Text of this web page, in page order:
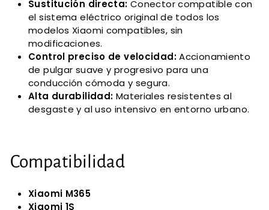
Sustitución directa: Conector compatible con
el sistema eléctrico original de todos los
modelos Xiaomi compatibles, sin
modificaciones.
Control preciso de velocidad:Accionamiento
de pulgar suave y progresivo para una
conducción cómoda y segura.
Alta durabilidad: Materiales resistentes al
desgaste y al uso intensivo en entorno urbano.
Compatibilidad
Xiaomi M365
Xiaomi 1S